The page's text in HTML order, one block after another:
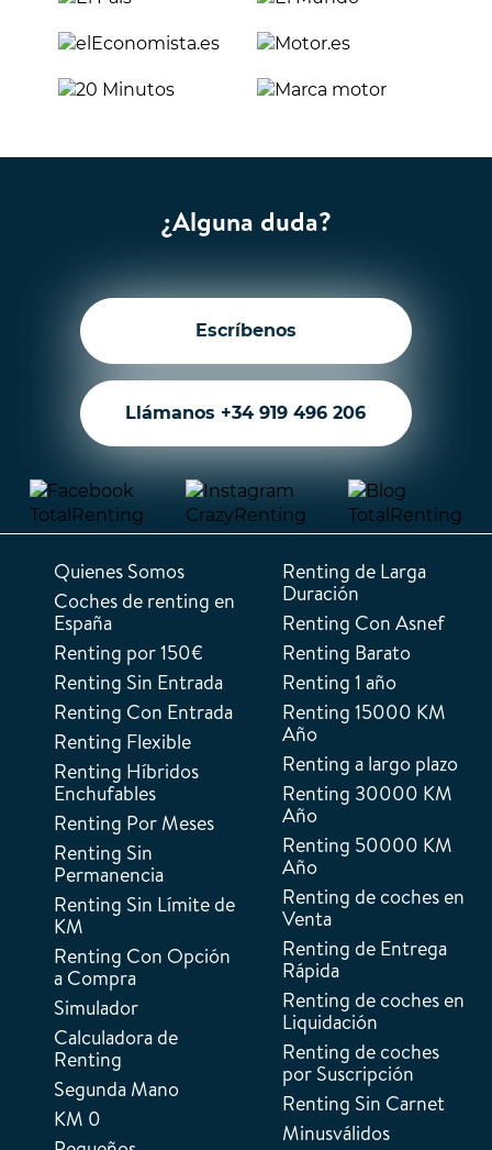
¿Alguna duda?
Escríbenos
Llámanos +34 919 496 206
Quienes Somos
Coches de renting en
España
Renting por 150€
Renting Sin Entrada
Renting Con Entrada
Renting Flexible
Renting Híbridos
Enchufables
Renting Por Meses
Renting Sin
Permanencia
Renting Sin Límite de
KM
Renting Con Opción
a Compra
Simulador
Calculadora de
Renting
Segunda Mano
KM 0
Renting de Larga
Duración
Renting Con Asnef
Renting Barato
Renting 1 año
Renting 15000 KM
Año
Renting a largo plazo
Renting 30000 KM
Año
Renting 50000 KM
Año
Renting de coches en
Venta
Renting de Entrega
Rápida
Renting de coches en
Liquidación
Renting de coches
por Suscripción
Renting Sin Carnet
Minusválidos